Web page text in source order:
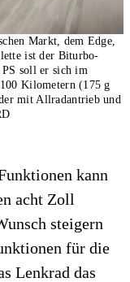
Markt, dem Edge,
ist der Biturbo-
soll er sich im
Kilometern (175 g
mit Allradantrieb und
kann
acht Zoll
steigern
für die
Lenkrad das